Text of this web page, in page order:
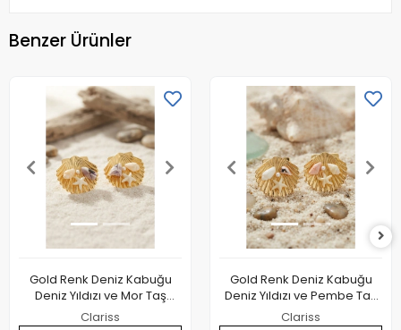
Benzer Ürünler
Gold Renk Deniz Kabuğu
Deniz Yıldızı ve Mor Taş
Detaylı Küpe
Clariss
Gold Renk Deniz Kabuğu
Deniz Yıldızı ve Pembe Taş
Detaylı Küpe
Clariss